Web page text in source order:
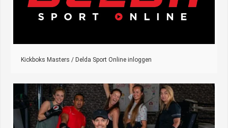
Kickboks Masters / Delda Sport Online inloggen